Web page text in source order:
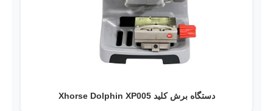
دستگاه برش کلید Xhorse Dolphin XP005